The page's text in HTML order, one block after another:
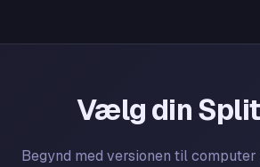
Vælg din
Begynd med versionen til